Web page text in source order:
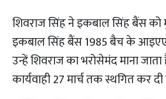
शिवराज सिंह ने इकबाल सिंह बैंस को
इकबाल सिंह बैंस 1985 बैच के
उन्हें शिवराज का भरोसेमंद माना
कार्यवाही 27 मार्च तक स्थगित कर